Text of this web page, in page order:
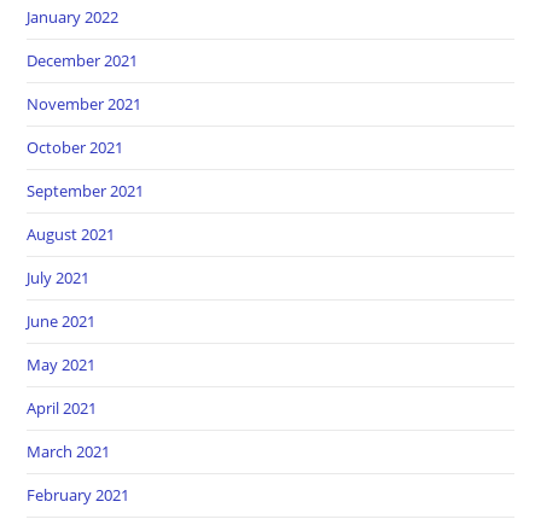
January 2022
December 2021
November 2021
October 2021
September 2021
August 2021
July 2021
June 2021
May 2021
April 2021
March 2021
February 2021